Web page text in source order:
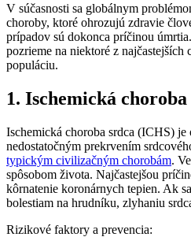
V súčasnosti sa globálnym
choroby, ktoré ohrozujú zdravie
prípadov sú dokonca príčinou
pozrieme na niektoré z najčastejších
populáciu.
1. Ischemická choroba
Ischemická choroba srdca (ICHS) je
nedostatočným prekrvením
typickým civilizačným chorobám.
spôsobom života. Najčastejšou
kôrnatenie koronárnych tepien. Ak
bolestiam na hrudníku, zlyhaniu
Rizikové faktory a prevencia: